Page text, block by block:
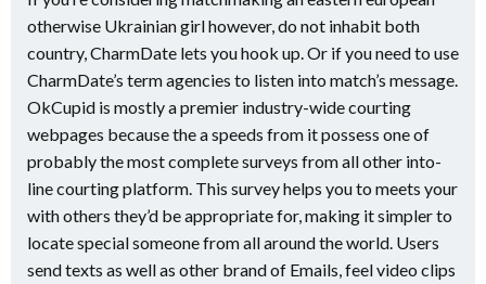
otherwise Ukrainian girl however, do not inhabit both
country, CharmDate lets you hook up. Or if you need to use
CharmDate’s term agencies to listen into match’s message.
OkCupid is mostly a premier industry-wide courting
webpages because the a speeds from it possess one of
probably the most complete surveys from all other into-
line courting platform. This survey helps you to meets your
with others they’d be appropriate for, making it simpler to
locate special someone from all around the world. Users
send texts as well as other brand of Emails, feel video clips